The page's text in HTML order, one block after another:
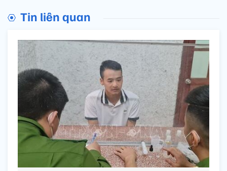
Tin liên quan